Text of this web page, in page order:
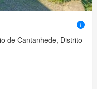
de Cantanhede, Distrito